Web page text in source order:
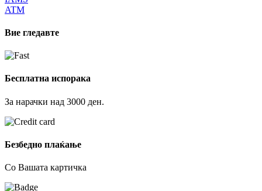
ATM
Вие гледавте
Бесплатна испорака
За нарачки над 3000 ден.
Безбедно плаќање
Со Вашата картичка